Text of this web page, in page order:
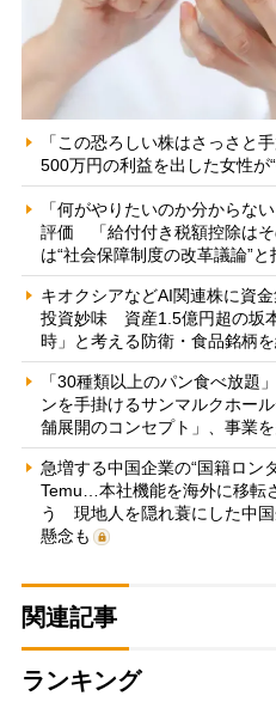
「この恐ろしい株はさっさと
500万円の利益を出した女性が
「何がやりたいのか分からな
評価 「給付付き税額控除は
は“社会保障制度の改革議論”と
キオクシアなどAI関連株に資
投資妙味 資産1.5億円超の坂
時」と考える防衛・食品銘柄
「30種類以上のパン食べ放題
ンを手掛けるサンマルクホー
舗展開のコンセプト」、事業
急増する中国企業の“国籍ロン
Temu…本社機能を海外に移転
う 現地人を隠れ蓑にした中
懸念も
関連記事
ランキング